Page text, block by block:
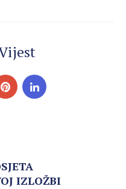
IZLOŽBI